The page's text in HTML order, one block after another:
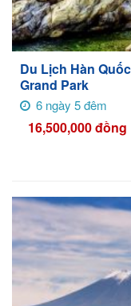
Du Lịch Hàn
Grand Park
6 ngày 5 đêm
16,500,000đồng